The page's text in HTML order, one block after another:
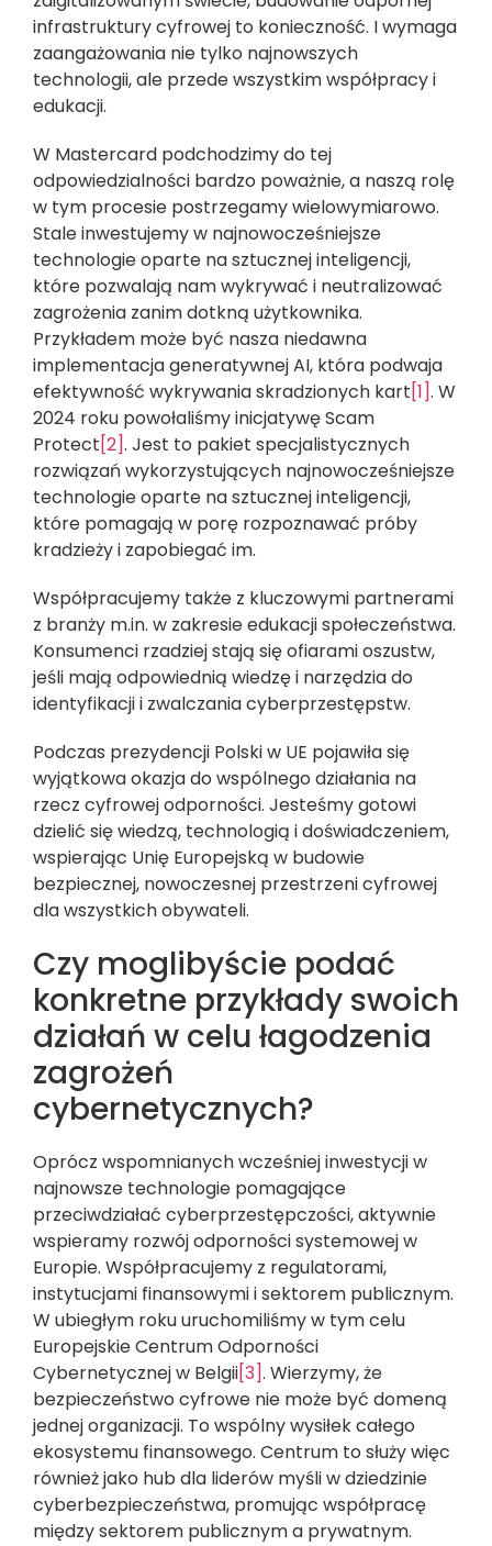
infrastruktury cyfrowej to konieczność. I wymaga
zaangażowania nie tylko najnowszych
technologii, ale przede wszystkim współpracy i
edukacji.
W Mastercard podchodzimy do tej
odpowiedzialności bardzo poważnie, a naszą rolę
w tym procesie postrzegamy wielowymiarowo.
Stale inwestujemy w najnowocześniejsze
technologie oparte na sztucznej inteligencji,
które pozwalają nam wykrywać i neutralizować
zagrożenia zanim dotkną użytkownika.
Przykładem może być nasza niedawna
implementacja generatywnej AI, która podwaja
efektywność wykrywania skradzionych kart[1]. W
2024 roku powołaliśmy inicjatywę Scam
Protect[2]. Jest to pakiet specjalistycznych
rozwiązań wykorzystujących najnowocześniejsze
technologie oparte na sztucznej inteligencji,
które pomagają w porę rozpoznawać próby
kradzieży i zapobiegać im.
Współpracujemy także z kluczowymi partnerami
z branży m.in. w zakresie edukacji społeczeństwa.
Konsumenci rzadziej stają się ofiarami oszustw,
jeśli mają odpowiednią wiedzę i narzędzia do
identyfikacji i zwalczania cyberprzestępstw.
Podczas prezydencji Polski w UE pojawiła się
wyjątkowa okazja do wspólnego działania na
rzecz cyfrowej odporności. Jesteśmy gotowi
dzielić się wiedzą, technologią i doświadczeniem,
wspierając Unię Europejską w budowie
bezpiecznej, nowoczesnej przestrzeni cyfrowej
dla wszystkich obywateli.
Czy moglibyście podać
konkretne przykłady swoich
działań w celu łagodzenia
zagrożeń
cybernetycznych?
Oprócz wspomnianych wcześniej inwestycji w
najnowsze technologie pomagające
przeciwdziałać cyberprzestępczości, aktywnie
wspieramy rozwój odporności systemowej w
Europie. Współpracujemy z regulatorami,
instytucjami finansowymi i sektorem publicznym.
W ubiegłym roku uruchomiliśmy w tym celu
Europejskie Centrum Odporności
Cybernetycznej w Belgii[3]. Wierzymy, że
bezpieczeństwo cyfrowe nie może być domeną
jednej organizacji. To wspólny wysiłek całego
ekosystemu finansowego. Centrum to służy więc
również jako hub dla liderów myśli w dziedzinie
cyberbezpieczeństwa, promując współpracę
między sektorem publicznym a prywatnym.